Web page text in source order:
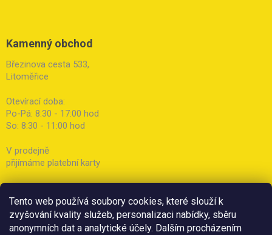
Tento web používá soubory cookies, které slouží k
zvyšování kvality služeb, personalizaci nabídky, sběru
anonymních dat a analytické účely. Dalším procházením
Kamenný obchod
Březinova cesta 533,
Litoměřice
Otevírací doba:
Po-Pá: 8:30 - 17:00 hod
So: 8:30 - 11:00 hod
V prodejně
přijímáme platební karty